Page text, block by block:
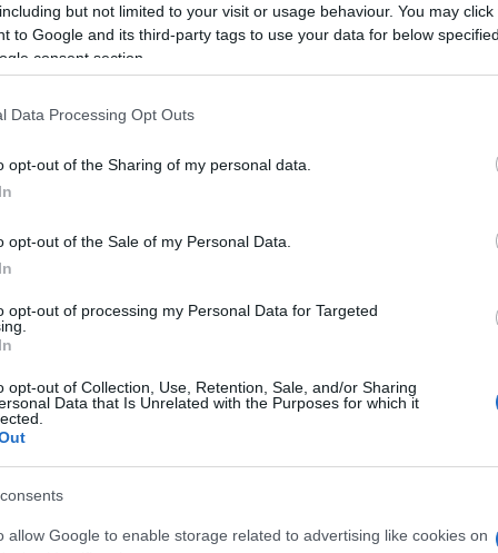
but not limited to your visit or usage behaviour. You may
to Google and its third-party tags to use your data for below
consent section.
Data Processing Opt Outs
opt-out of the Sharing of my personal data.
opt-out of the Sale of my Personal Data.
opt-out of processing my Personal Data for Targeted
opt-out of Collection, Use, Retention, Sale, and/or Sharing
Data that Is Unrelated with the Purposes for which it
allow Google to enable storage related to advertising like cookies on
πως βρίσκεται στο στενό της περιβάλλον.
ο δράστης για να σκοτώσει την άτυχη
της άτυχης γυναίκας βρέθηκε σπασμένο
ο δολοφόνος της.